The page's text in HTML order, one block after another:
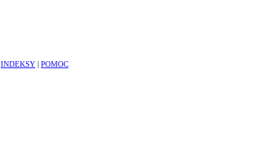
INDEKSY
POMOC